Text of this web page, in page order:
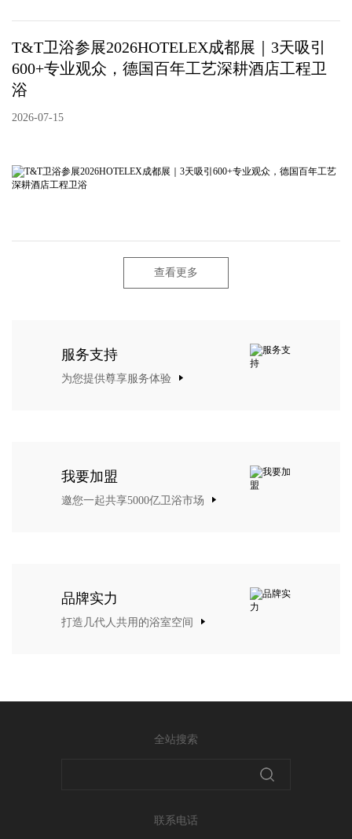
T&T卫浴参展2026HOTELEX成都展｜3天吸引
600+专业观众，德国百年工艺深耕酒店工程卫
浴
2026-07-15
查看更多
服务支持
为您提供尊享服务体验
我要加盟
邀您一起共享5000亿卫浴市场
品牌实力
打造几代人共用的浴室空间
全站搜索
联系电话